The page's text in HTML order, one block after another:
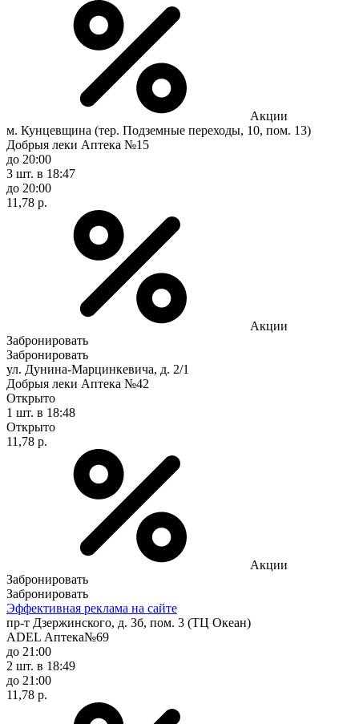
Акции
м. Кунцевщина (тер. Подземные переходы, 10, пом. 13)
Добрыя леки Аптека №15
до 20:00
3 шт. в 18:47
до 20:00
11,78 р.
Акции
Забронировать
Забронировать
ул. Дунина-Марцинкевича, д. 2/1
Добрыя леки Аптека №42
Открыто
1 шт. в 18:48
Открыто
11,78 р.
Акции
Забронировать
Забронировать
Эффективная реклама на сайте
пр-т Дзержинского, д. 3б, пом. 3 (ТЦ Океан)
ADEL Аптека№69
до 21:00
2 шт. в 18:49
до 21:00
11,78 р.